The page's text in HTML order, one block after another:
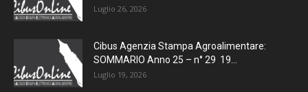
Luglio 26, 2026
Cibus Agenzia Stampa Agroalimentare:
SOMMARIO Anno 25 – n° 29 19...
Luglio 19, 2026